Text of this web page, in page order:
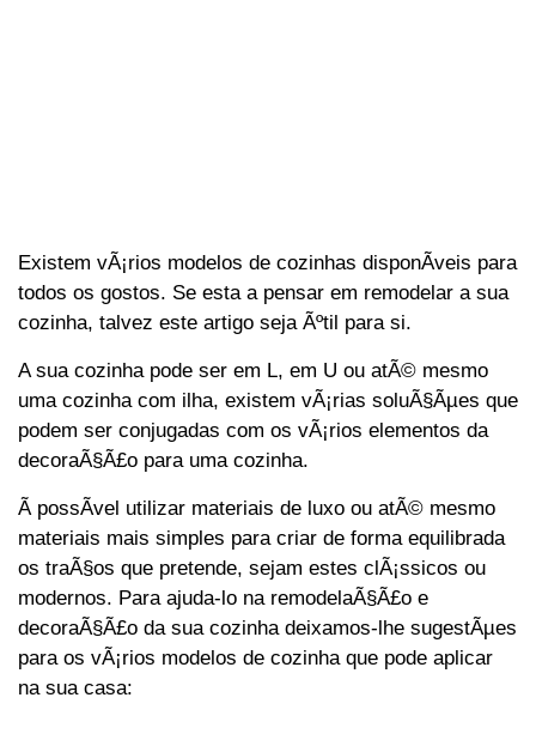
Existem vÃ¡rios modelos de cozinhas disponÃ­veis para
todos os gostos. Se esta a pensar em remodelar a sua
cozinha, talvez este artigo seja Ãºtil para si.
A sua cozinha pode ser em L, em U ou atÃ© mesmo
uma cozinha com ilha, existem vÃ¡rias soluÃ§Ãµes que
podem ser conjugadas com os vÃ¡rios elementos da
decoraÃ§Ã£o para uma cozinha.
Ã possÃ­vel utilizar materiais de luxo ou atÃ© mesmo
materiais mais simples para criar de forma equilibrada
os traÃ§os que pretende, sejam estes clÃ¡ssicos ou
modernos. Para ajuda-lo na remodelaÃ§Ã£o e
decoraÃ§Ã£o da sua cozinha deixamos-lhe sugestÃµes
para os vÃ¡rios modelos de cozinha que pode aplicar
na sua casa: